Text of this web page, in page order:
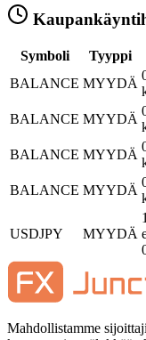
Symboli Tyyppi
BALANCE MYYDÄ
BALANCE MYYDÄ
BALANCE MYYDÄ
BALANCE MYYDÄ
USDJPY MYYDÄ
Mahdollistamme